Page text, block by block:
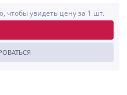
чтобы увидеть цену за 1 шт.